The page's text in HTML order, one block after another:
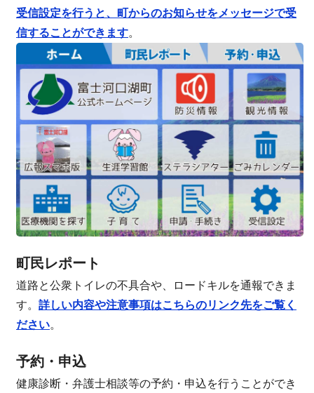
受信設定を行うと、町からのお知らせをメッセージで受
信することができます。
町民レポート
道路と公衆トイレの不具合や、ロードキルを通報できま
す。 詳しい内容や注意事項はこちらのリンク先をご覧く
ださい。
予約・申込
健康診断・弁護士相談等の予約・申込を行うことができ